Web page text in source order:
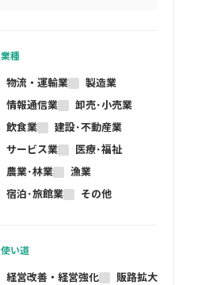
業種
物流・運輸業
製造業
情報通信業
卸売･小売業
飲食業
建設･不動産業
サービス業
医療･福祉
農業･林業
漁業
宿泊･旅館業
その他
使い道
経営改善・経営強化
販路拡大